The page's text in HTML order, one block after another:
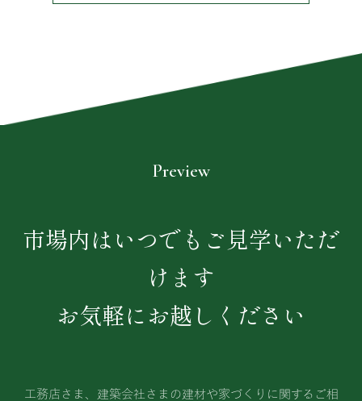
Preview
市場内はいつでもご見学いただ
けます
お気軽にお越しください
工務店さま、建築会社さまの建材や家づくりに関するご相